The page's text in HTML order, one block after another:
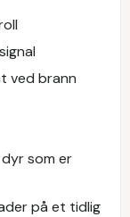
ved brann
som er
på et tidlig